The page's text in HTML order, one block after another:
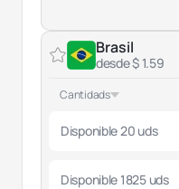
Brasil
desde $ 1.59
Cantidads
Disponible 20 uds
Disponible 1825 uds